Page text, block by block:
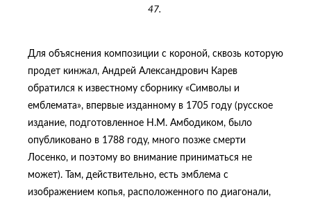
47.
Для объяснения композиции с короной, сквозь которую
продет кинжал, Андрей Александрович Карев
обратился к известному сборнику «Символы и
емблемата», впервые изданному в 1705 году (русское
издание, подготовленное Н.М. Амбодиком, было
опубликовано в 1788 году, много позже смерти
Лосенко, и поэтому во внимание приниматься не
может). Там, действительно, есть эмблема с
изображением копья, расположенного по диагонали,